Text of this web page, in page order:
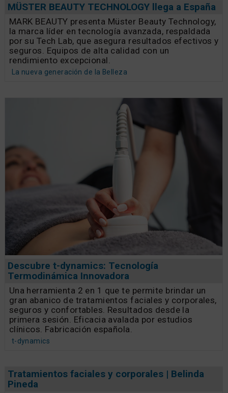
MÜSTER BEAUTY TECHNOLOGY llega a España
MARK BEAUTY presenta Müster Beauty Technology,
la marca líder en tecnología avanzada, respaldada
por su Tech Lab, que asegura resultados efectivos y
seguros. Equipos de alta calidad con un
rendimiento excepcional.
La nueva generación de la Belleza
Descubre t-dynamics: Tecnología
Termodinámica Innovadora
Una herramienta 2 en 1 que te permite brindar un
gran abanico de tratamientos faciales y corporales,
seguros y confortables. Resultados desde la
primera sesión. Eficacia avalada por estudios
clínicos. Fabricación española.
t-dynamics
Tratamientos faciales y corporales | Belinda
Pineda